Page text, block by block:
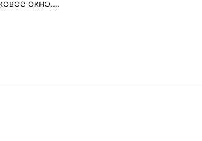
окно....